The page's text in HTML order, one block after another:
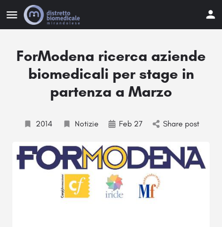
ForModena ricerca aziende
biomedicali per stage in
partenza a Marzo
2014 Notizie Feb 27 Share post